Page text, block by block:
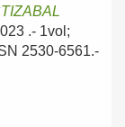
.- 1vol;
2530-6561.-